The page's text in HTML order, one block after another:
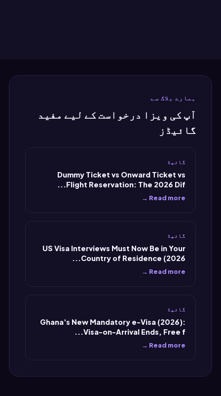
ہمارے بلاگ سے
آپ کی ویزا درخواست کے لیے مفید
گائیڈز
گائیڈ
Dummy Ticket vs Onward Ticket vs
Flight Reservation: The 2026 Dif...
Read more →
گائیڈ
US Visa Interviews Must Now Be in Your
Country of Residence (2026...
Read more →
گائیڈ
Ghana's New Mandatory e-Visa (2026):
Visa-on-Arrival Ends, Free f...
Read more →